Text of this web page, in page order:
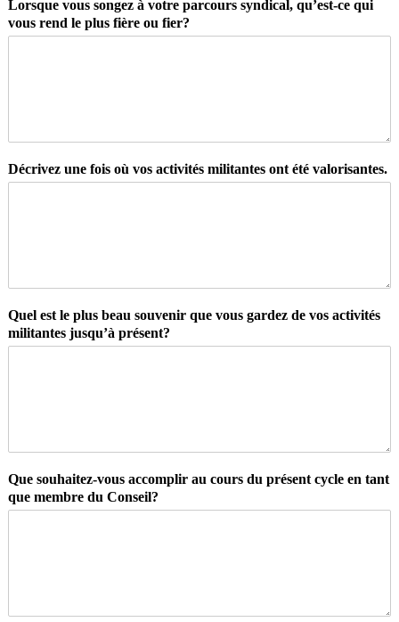
Lorsque vous songez à votre parcours syndical, qu’est-ce qui
vous rend le plus fière ou fier?
Décrivez une fois où vos activités militantes ont été valorisantes.
Quel est le plus beau souvenir que vous gardez de vos activités
militantes jusqu’à présent?
Que souhaitez-vous accomplir au cours du présent cycle en tant
que membre du Conseil?